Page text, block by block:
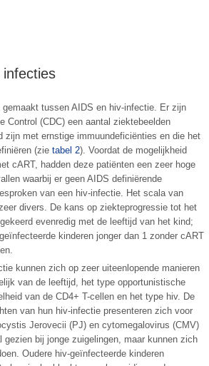
gemaakt tussen AIDS en hiv-infectie. Er zijn
Control (CDC) een aantal ziektebeelden
zijn met ernstige immuundeficiënties en die het
(zietabel 2). Voordat de mogelijkheid
cART, hadden deze patiënten een zeer hoge
waarbij er geen AIDS definiërende
van een hiv-infectie. Het scala van
divers. De kans op ziekteprogressie tot het
evenredig met de leeftijd van het kind;
kinderen jonger dan 1 zonder cART
kunnen zich op zeer uiteenlopende manieren
van de leeftijd, het type opportunistische
van de CD4+ T-cellen en het type hiv. De
van hun hiv-infectie presenteren zich voor
Jerovecii (PJ) en cytomegalovirus (CMV)
gezien bij jonge zuigelingen, maar kunnen zich
Oudere hiv-geïnfecteerde kinderen